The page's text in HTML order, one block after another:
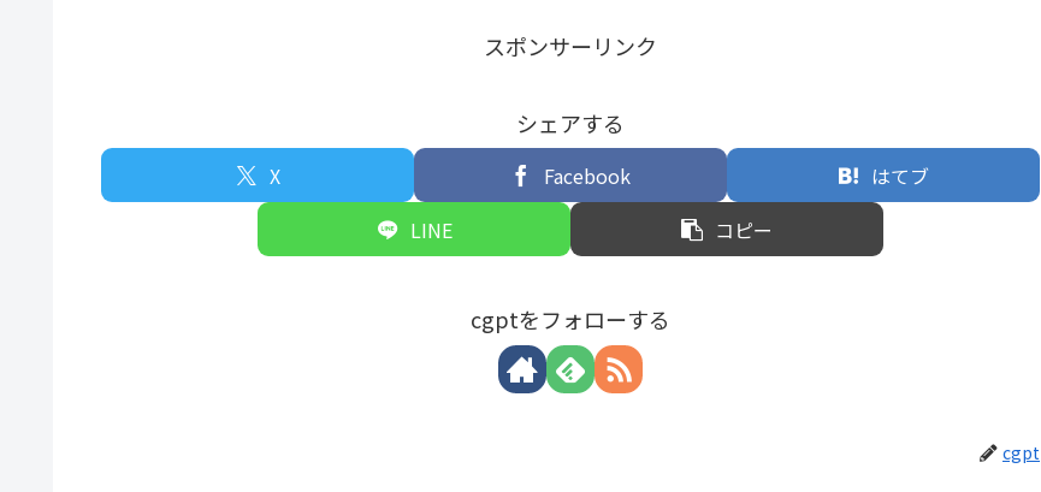
スポンサーリンク
シェアする
X Facebook
はてブ
LINE
コピー
cgptをフォローする
cgpt